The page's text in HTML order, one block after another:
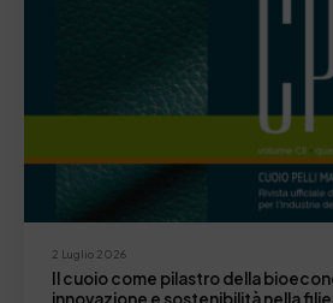
2 Luglio 2026
Il cuoio come pilastro della